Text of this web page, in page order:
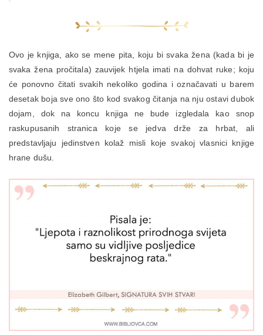
Ovo je knjiga, ako se mene pita, koju bi svaka žena (kada bi je
svaka žena pročitala) zauvijek htjela imati na dohvat ruke; koju
će ponovno čitati svakih nekoliko godina i označavati u barem
desetak boja sve ono što kod svakog čitanja na nju ostavi dubok
dojam, dok na koncu knjiga ne bude izgledala kao snop
raskupusanih stranica koje se jedva drže za hrbat, ali
predstavljaju jedinstven kolaž misli koje svakoj vlasnici knjige
hrane dušu.